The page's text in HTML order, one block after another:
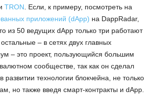
TRON . Если, к примеру, посмотреть на
приложений (dApp) на DappRadar,
из 50 ведущих dApp только три работают
– в сетях двух главных
– это проект, пользующийся большим
сообществе, так как он сделал
технологии блокчейна, не только
но также введя смарт-контракты и dApp.